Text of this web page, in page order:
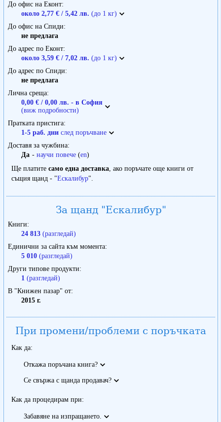
До офис на Еконт
около 2,77 € / 5,42 лв. (до 1 кг)
До офис на Спиди
не предлага
До адрес по Еконт
около 3,59 € / 7,02 лв. (до 1 кг)
До адрес по Спиди
не предлага
Лична среща
0,00 € / 0,00 лв. - в София
(виж подробности)
Пратката пристига
1-5 раб. дни след поръчване
Доставя за чужбина
Да - научи повече (en)
Ще платите само една доставка, ако поръчате още книги от
същия щанд - "Ескалибур".
За щанд "Ескалибур"
Книги
24 813 (разгледай)
Единични за сайта към момента
5 010 (разгледай)
Други типове продукти
1 (разгледай)
В "Книжен пазар" от
2015 г.
При промени/проблеми с поръчката
Как да:
Откажа поръчана книга?
Се свържа с щанда продавач?
Как да процедирам при:
Забавяне на изпращането.